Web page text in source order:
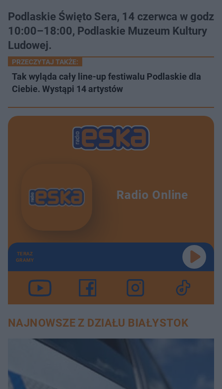
Podlaskie Święto Sera, 14 czerwca w godz
10:00–18:00, Podlaskie Muzeum Kultury
Ludowej.
PRZECZYTAJ TAKŻE:
Tak wyląda cały line-up festiwalu Podlaskie dla
Ciebie. Wystąpi 14 artystów
Radio Online
TERAZ
GRAMY
NAJNOWSZE Z DZIAŁU BIAŁYSTOK